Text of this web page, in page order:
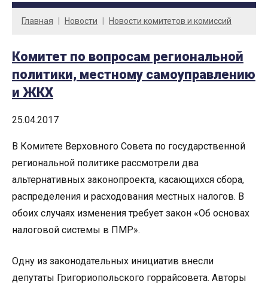
Главная Новости Новости комитетов и комиссий
Комитет по вопросам региональной
политики, местному самоуправлению
и ЖКХ
25.04.2017
В Комитете Верховного Совета по государственной
региональной политике рассмотрели два
альтернативных законопроекта, касающихся сбора,
распределения и расходования местных налогов. В
обоих случаях изменения требует закон «Об основах
налоговой системы в ПМР».
Одну из законодательных инициатив внесли
депутаты Григориопольского горрайсовета. Авторы